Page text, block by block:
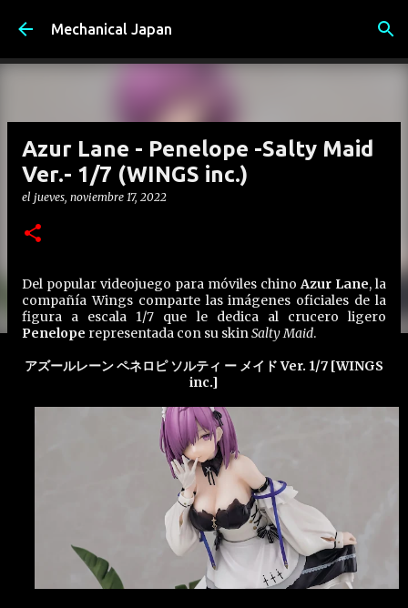
Ir al contenido principal
Mechanical Japan
Azur Lane - Penelope -Salty Maid
Ver.- 1/7 (WINGS inc.)
el jueves, noviembre 17, 2022
Del popular videojuego para móviles chinoAzur Lane, la
compañía Wings comparte las imágenes oficiales de la
figura a escala 1/7 que le dedica al crucero ligero
Penelope representada con su skinSalty Maid.
アズールレーン ペネロピ ソルティ ー メイド Ver. 1/7 [WINGS
inc.]